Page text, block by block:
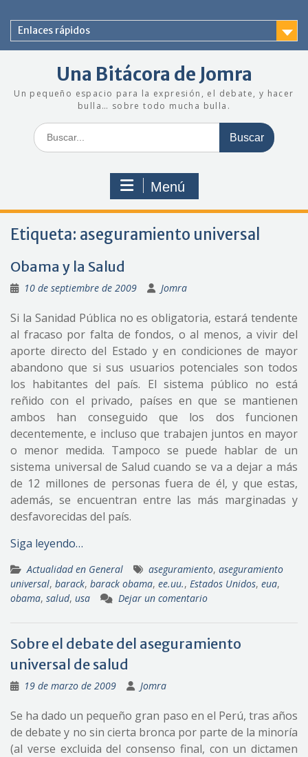
contenido
Enlaces rápidos
Una Bitácora de Jomra
Un pequeño espacio para la expresión, el debate, y hacer
bulla… sobre todo mucha bulla.
Buscar:
Menú
Etiqueta: aseguramiento universal
Obama y la Salud
10 de septiembre de 2009 Jomra
Si la Sanidad Pública no es obligatoria, estará tendente
al fracaso por falta de fondos, o al menos, a vivir del
aporte directo del Estado y en condiciones de mayor
abandono que si sus usuarios potenciales son todos
los habitantes del país. El sistema público no está
reñido con el privado, países en que se mantienen
ambos han conseguido que los dos funcionen
decentemente, e incluso que trabajen juntos en mayor
o menor medida. Tampoco se puede hablar de un
sistema universal de Salud cuando se va a dejar a más
de 12 millones de personas fuera de él, y que estas,
además, se encuentran entre las más marginadas y
desfavorecidas del país.
Siga leyendo…
Actualidad en General aseguramiento, aseguramiento
universal, barack, barack obama, ee.uu., Estados Unidos, eua,
obama, salud, usa Dejar un comentario
Sobre el debate del aseguramiento
universal de salud
19 de marzo de 2009 Jomra
Se ha dado un pequeño gran paso en el Perú, tras años
de debate y no sin cierta bronca por parte de la minoría
(al verse excluida del consenso final, con un dictamen